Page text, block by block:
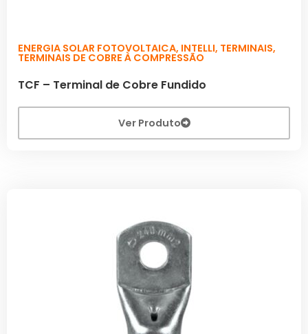
ENERGIA SOLAR FOTOVOLTAICA, INTELLI, TERMINAIS,
TERMINAIS DE COBRE À COMPRESSÃO
TCF – Terminal de Cobre Fundido
Ver Produto